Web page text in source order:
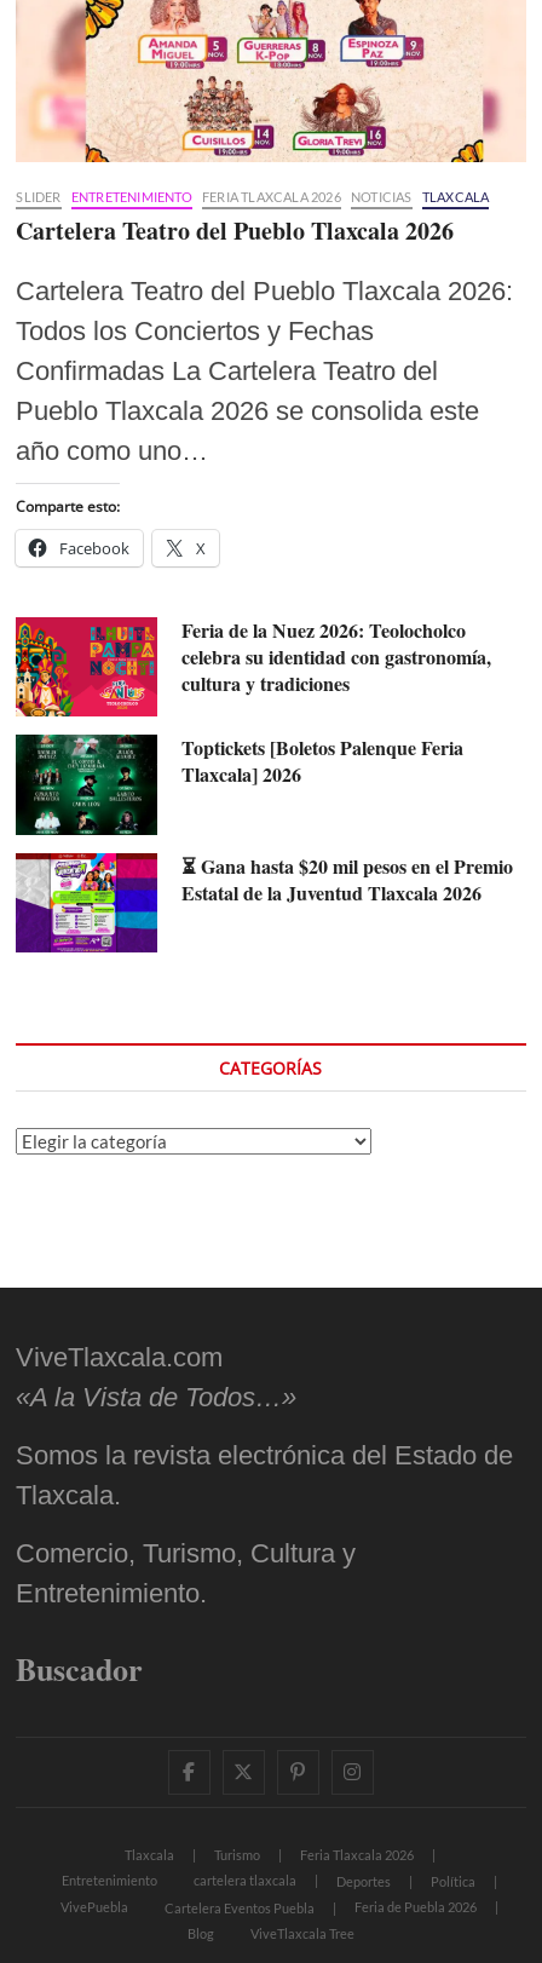
SLIDER ENTRETENIMIENTO FERIA TLAXCALA 2026 NOTICIAS TLAXCALA
Cartelera Teatro del Pueblo Tlaxcala 2026
Cartelera Teatro del Pueblo Tlaxcala 2026:
Todos los Conciertos y Fechas
Confirmadas La Cartelera Teatro del
Pueblo Tlaxcala 2026 se consolida este
año como uno…
Comparte esto:
Facebook X
Feria de la Nuez 2026: Teolocholco
celebra su identidad con gastronomía,
cultura y tradiciones
Toptickets [Boletos Palenque Feria
Tlaxcala] 2026
⏳ Gana hasta $20 mil pesos en el Premio
Estatal de la Juventud Tlaxcala 2026
CATEGORÍAS
Categorías
ViveTlaxcala.com
«A la Vista de Todos…»
Somos la revista electrónica del Estado de
Tlaxcala.
Comercio, Turismo, Cultura y
Entretenimiento.
Buscador
facebooktwitter
pinterestinstagram
Tlaxcala Turismo
Feria Tlaxcala 2026
Entretenimiento
cartelera tlaxcala Deportes
Política
VivePuebla
Cartelera Eventos Puebla
Feria de Puebla 2026
Blog
ViveTlaxcala Tree